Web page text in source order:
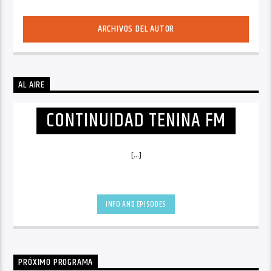
ARCHIVOS DEL AUTOR
AL AIRE
CONTINUIDAD TENINA FM
[...]
INFO AND EPISODES
PRÓXIMO PROGRAMA